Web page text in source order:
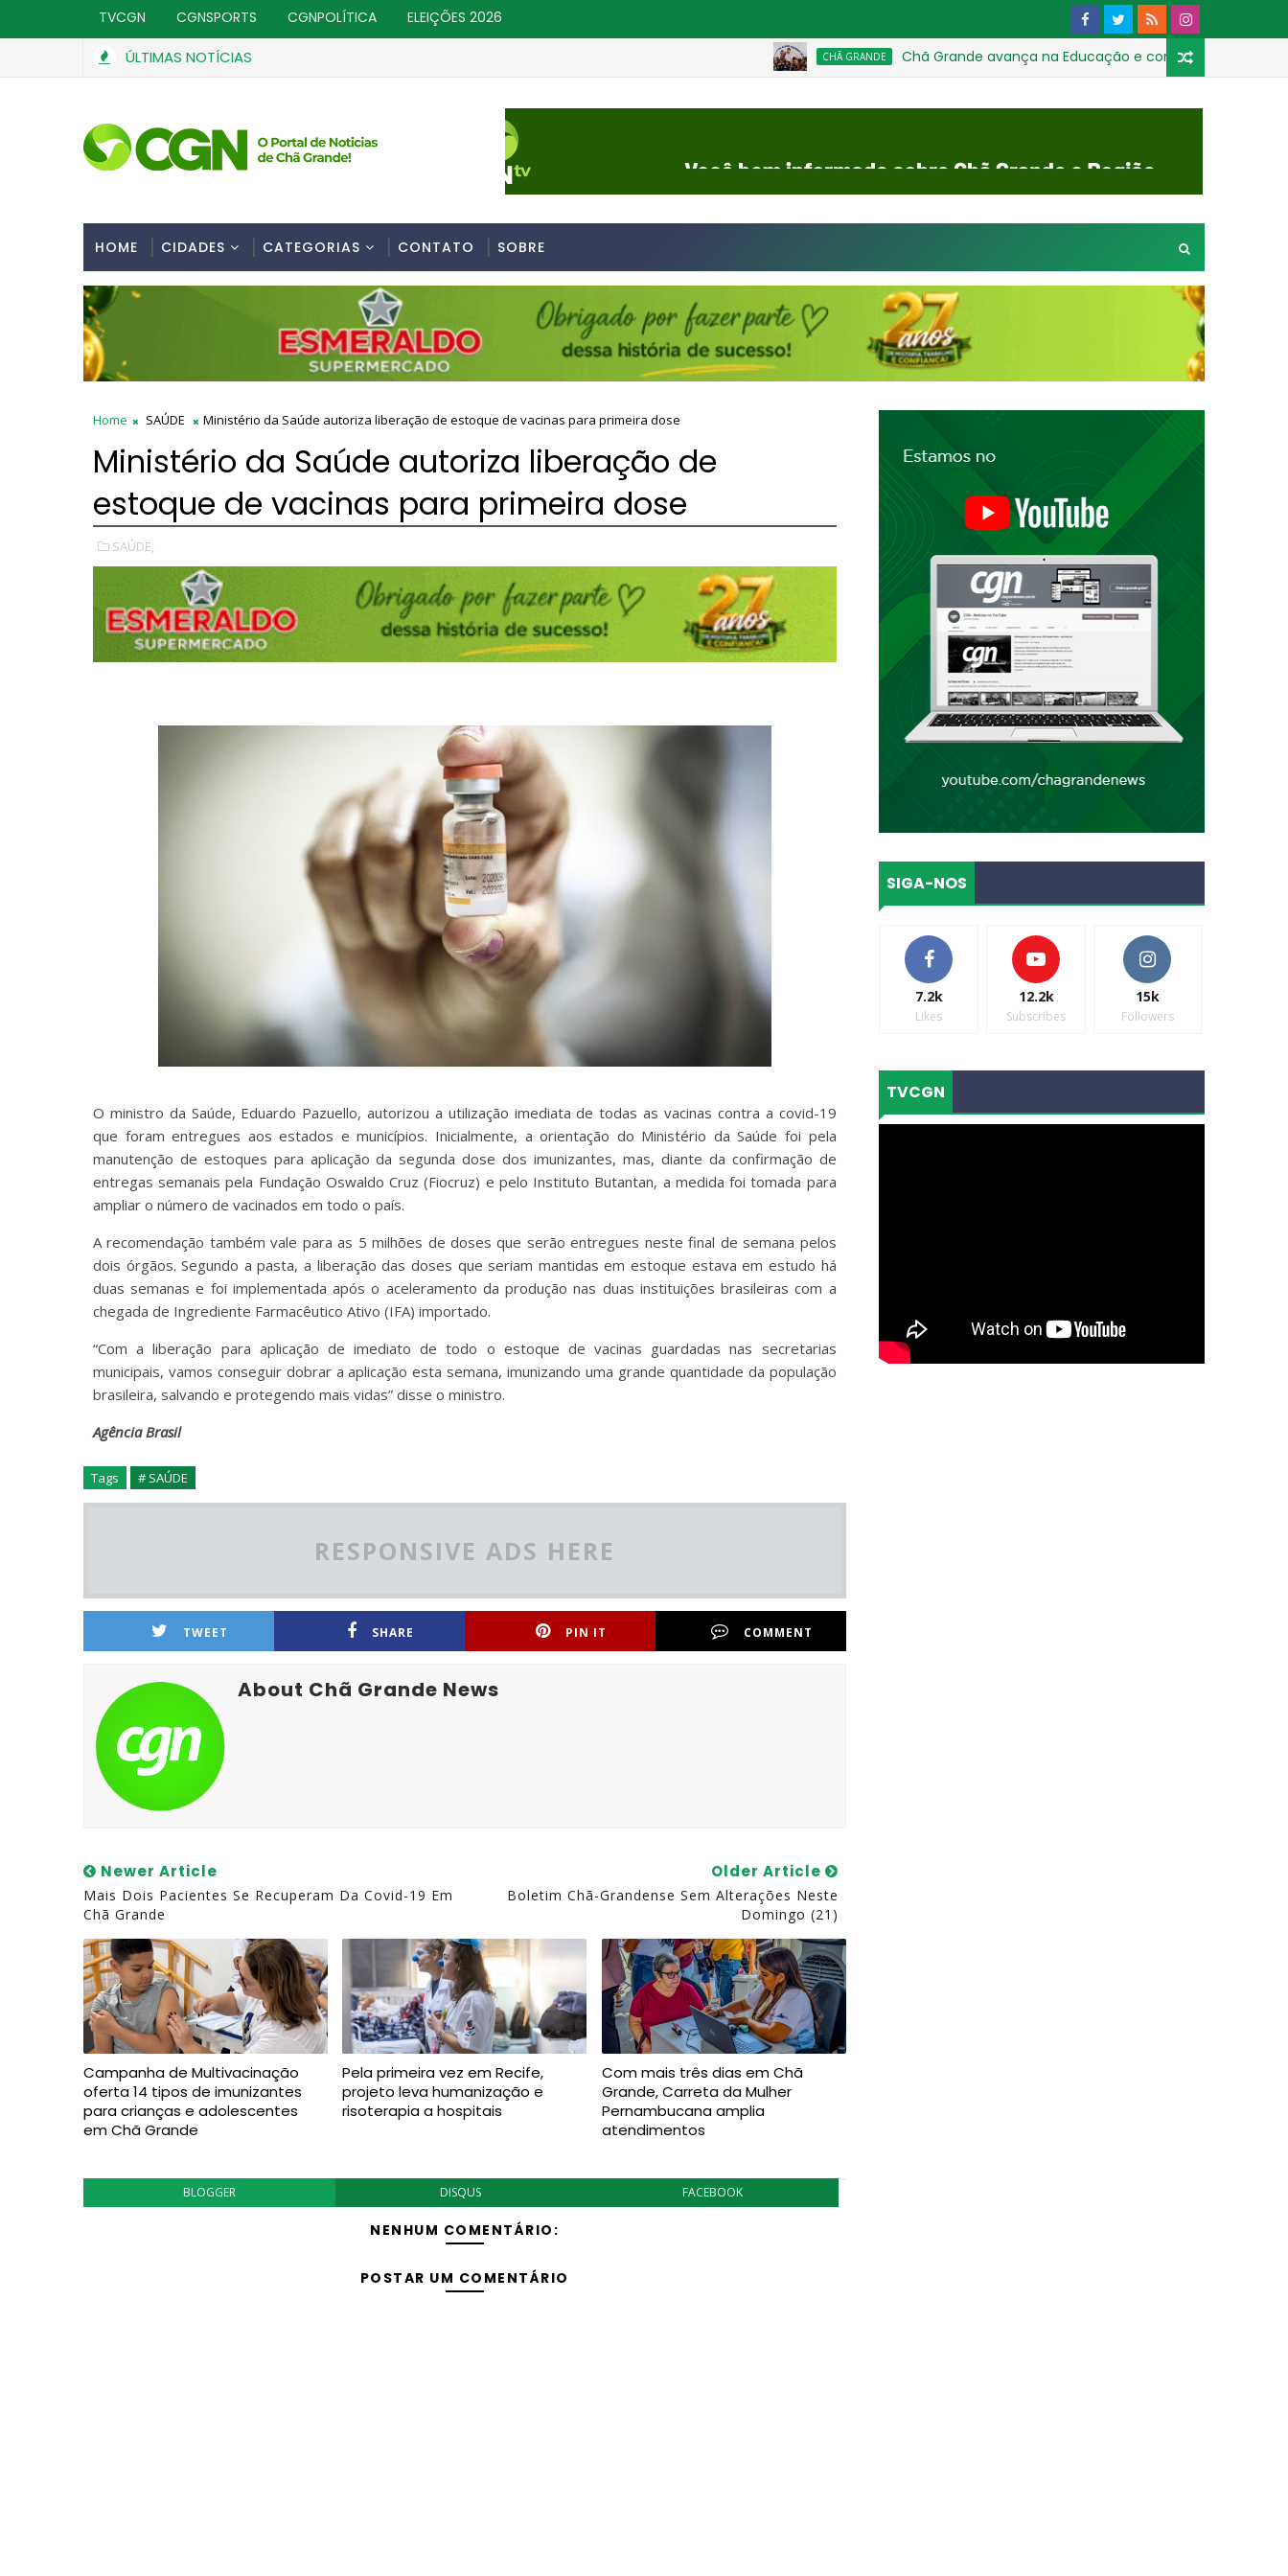
TVCGN CGNSPORTS CGNPOLÍTICA ELEIÇÕES 2026
ÚLTIMAS NOTÍCIAS CHÃ GRANDE Chã Grande avança na Educação e conquista a melhor
HOME CIDADES CATEGORIAS CONTATO SOBRE
Home SAÚDE Ministério da Saúde autoriza liberação de estoque de vacinas para primeira dose
Ministério da Saúde autoriza liberação de
estoque de vacinas para primeira dose
SAÚDE,
O ministro da Saúde, Eduardo Pazuello, autorizou a utilização imediata de todas as vacinas contra a covid-19
que foram entregues aos estados e municípios. Inicialmente, a orientação do Ministério da Saúde foi pela
manutenção de estoques para aplicação da segunda dose dos imunizantes, mas, diante da confirmação de
entregas semanais pela Fundação Oswaldo Cruz (Fiocruz) e pelo Instituto Butantan, a medida foi tomada para
ampliar o número de vacinados em todo o país.
A recomendação também vale para as 5 milhões de doses que serão entregues neste final de semana pelos
dois órgãos. Segundo a pasta, a liberação das doses que seriam mantidas em estoque estava em estudo há
duas semanas e foi implementada após o aceleramento da produção nas duas instituições brasileiras com a
chegada de Ingrediente Farmacêutico Ativo (IFA) importado.
“Com a liberação para aplicação de imediato de todo o estoque de vacinas guardadas nas secretarias
municipais, vamos conseguir dobrar a aplicação esta semana, imunizando uma grande quantidade da população
brasileira, salvando e protegendo mais vidas” disse o ministro.
Agência Brasil
Tags # SAÚDE
RESPONSIVE ADS HERE
TWEET SHARE PIN IT COMMENT
About Chã Grande News
Newer Article
Mais Dois Pacientes Se Recuperam Da Covid-19 Em
Chã Grande
Older Article
Boletim Chã-Grandense Sem Alterações Neste
Domingo (21)
Campanha de Multivacinação
oferta 14 tipos de imunizantes
para crianças e adolescentes
em Chã Grande
Pela primeira vez em Recife,
projeto leva humanização e
risoterapia a hospitais
Com mais três dias em Chã
Grande, Carreta da Mulher
Pernambucana amplia
atendimentos
BLOGGER DISQUS FACEBOOK
NENHUM COMENTÁRIO:
POSTAR UM COMENTÁRIO
SIGA-NOS
7.2k
Likes
12.2k
Subscribes
15k
Followers
TVCGN